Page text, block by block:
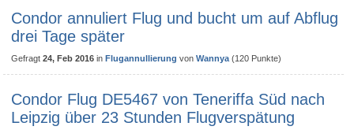
Condor annuliert Flug und bucht um auf Abflug
drei Tage später
Gefragt 24, Feb 2016 in Flugannullierung vonWannya (120 Punkte)
Condor Flug DE5467 von Teneriffa Süd nach
Leipzig über 23 Stunden Flugverspätung